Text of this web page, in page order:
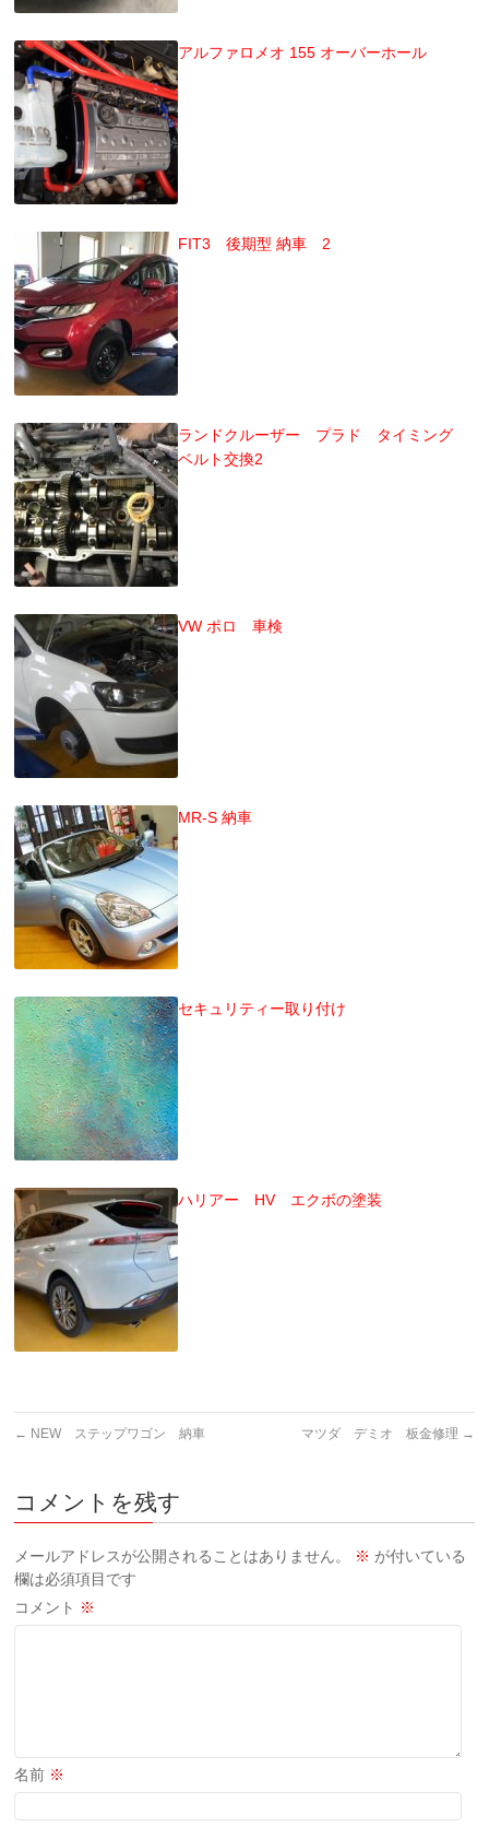
アルファロメオ 155 オーバーホール
FIT3 後期型 納車 2
ランドクルーザー プラド タイミング
ベルト交換2
VW ポロ 車検
MR-S 納車
セキュリティー取り付け
ハリアー HV エクボの塗装
← NEW ステップワゴン 納車 マツダ デミオ 板金修理 →
コメントを残す
メールアドレスが公開されることはありません。 ※ が付いている
欄は必須項目です
コメント ※
名前 ※